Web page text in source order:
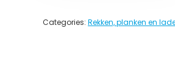
Categories: Rekken, planken en